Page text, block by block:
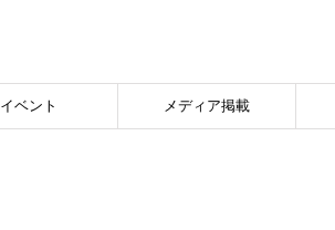
イベント メディア掲載